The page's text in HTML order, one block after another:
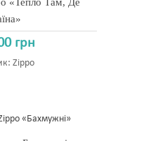
грн
Zippo